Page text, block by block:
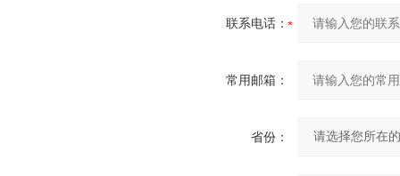
联系电话：
常用邮箱：
省份：